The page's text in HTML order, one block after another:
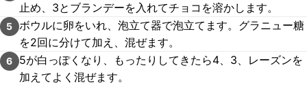
止め、3とブランデーを入れてチョコを溶かします。
5 ボウルに卵をいれ、泡立て器で泡立てます。グラニュー糖
を2回に分けて加え、混ぜます。
6
5が白っぽくなり、もったりしてきたら4、3、レーズンを
加えてよく混ぜます。